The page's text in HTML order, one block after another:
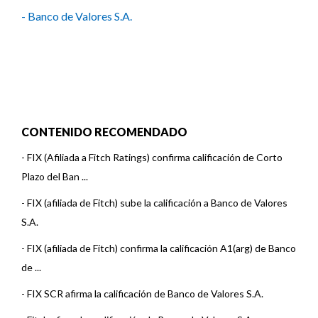
- Banco de Valores S.A.
CONTENIDO RECOMENDADO
- FIX (Afiliada a Fitch Ratings) confirma calificación de Corto
Plazo del Ban ...
- FIX (afiliada de Fitch) sube la calificación a Banco de Valores
S.A.
- FIX (afiliada de Fitch) confirma la calificación A1(arg) de Banco
de ...
- FIX SCR afirma la calificación de Banco de Valores S.A.